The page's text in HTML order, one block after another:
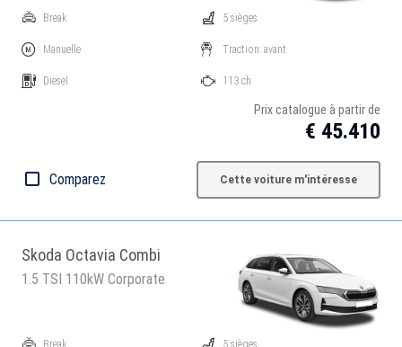
Break
Manuelle
Diesel
5 sièges
Traction: avant
113 ch
Prix catalogue à partir de
€ 45.410
Comparez Cette voiture m'intéresse
Skoda Octavia Combi
1.5 TSI 110kW Corporate
Break 5 sièges